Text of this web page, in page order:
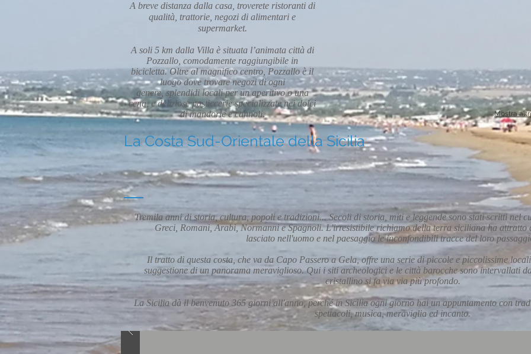
A breve distanza dalla casa, troverete ristoranti di
qualità, trattorie, negozi di alimentari e
supermarket.
A soli 5 km dalla Villa è situata l’animata città di
Pozzallo, comodamente raggiungibile in
bicicletta. Oltre al magnifico centro, Pozzallo è il
luogo dove trovare negozi di ogni
genere, splendidi locali per un aperitivo o una
cena, e deliziose pasticcerie specializzate nei dolci
di mandorle e cannoli.
Mostra
La Costa Sud-Orientale della Sicilia
Tremila anni di storia, cultura, popoli e tradizioni... Secoli di storia, miti e leggende sono stati scritti nel
Greci, Romani, Arabi, Normanni e Spagnoli. L'irresistibile richiamo della terra siciliana ha attratto
lasciato nell'uomo e nel paesaggio le inconfondibili tracce del loro
Il tratto di questa costa, che va da Capo Passero a Gela, offre una serie di piccole e piccolissime
suggestione di un panorama meraviglioso. Qui i siti archeologici e le città barocche sono intervallati
cristallino si fa via via più profondo.
La Sicilia dà il benvenuto 365 giorni all'anno, perché in Sicilia ogni giorno hai un appuntamento con
spettacoli, musica, meraviglia ed incanto.